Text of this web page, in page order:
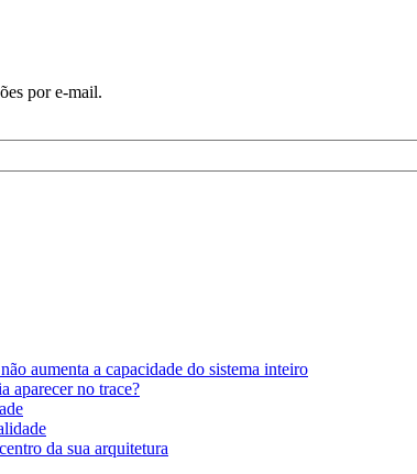
por e-mail.
aumenta a capacidade do sistema inteiro
aparecer no trace?
da sua arquitetura